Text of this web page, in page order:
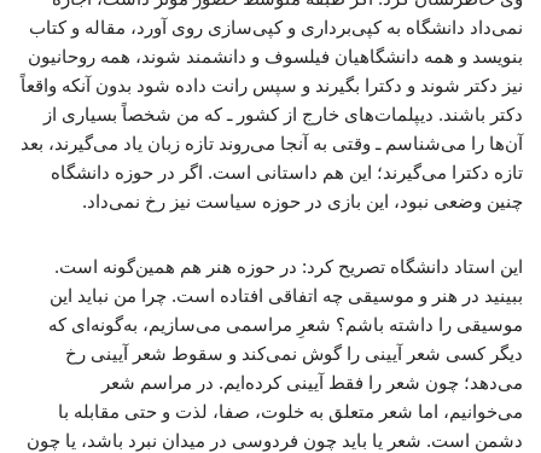
نمی‌داد دانشگاه به کپی‌برداری و کپی‌سازی روی آورد، مقاله و کتاب
بنویسد و همه دانشگاهیان فیلسوف و دانشمند شوند، همه روحانیون
نیز دکتر شوند و دکترا بگیرند و سپس رانت داده شود بدون آنکه واقعاً
دکتر باشند. دیپلمات‌های خارج از کشور ـ که من شخصاً بسیاری از
آن‌ها را می‌شناسم ـ وقتی به آنجا می‌روند تازه زبان یاد می‌گیرند، بعد
تازه دکترا می‌گیرند؛ این هم داستانی است. اگر در حوزه دانشگاه
چنین وضعی نبود، این بازی در حوزه سیاست نیز رخ نمی‌داد.
این استاد دانشگاه تصریح کرد: در حوزه هنر هم همین‌گونه است.
ببینید در هنر و موسیقی چه اتفاقی افتاده است. چرا من نباید این
موسیقی را داشته باشم؟ شعرِ مراسمی می‌سازیم، به‌گونه‌ای که
دیگر کسی شعر آیینی را گوش نمی‌کند و سقوط شعر آیینی رخ
می‌دهد؛ چون شعر را فقط آیینی کرده‌ایم. در مراسم شعر
می‌خوانیم، اما شعر متعلق به خلوت، صفا، لذت و حتی مقابله با
دشمن است. شعر یا باید چون فردوسی در میدان نبرد باشد، یا چون